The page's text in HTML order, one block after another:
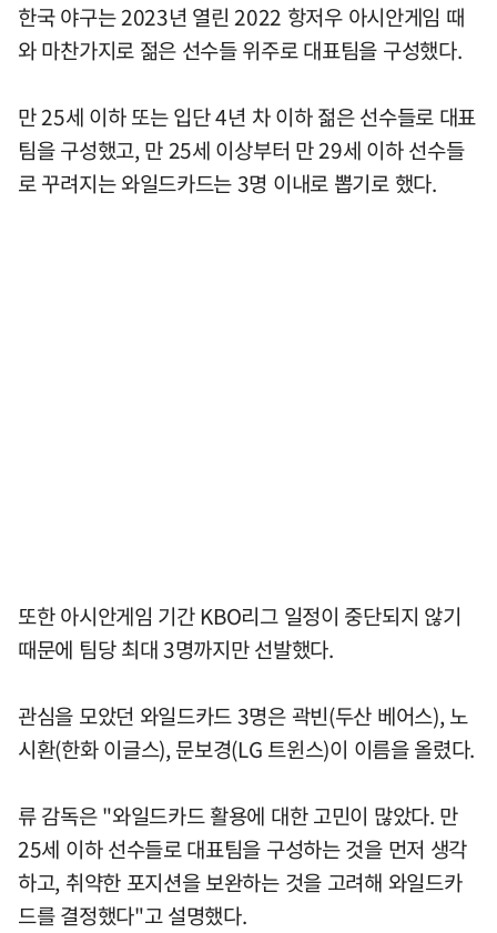
한국 야구는 2023년 열린 2022 항저우 아시안게임 때
와 마찬가지로 젊은 선수들 위주로 대표팀을 구성했다.
만 25세 이하 또는 입단 4년 차 이하 젊은 선수들로 대표
팀을 구성했고, 만 25세 이상부터 만 29세 이하 선수들
로 꾸려지는 와일드카드는 3명 이내로 뽑기로 했다.
또한 아시안게임 기간 KBO리그 일정이 중단되지 않기
때문에 팀당 최대 3명까지만 선발했다.
관심을 모았던 와일드카드 3명은 곽빈(두산 베어스), 노
시환(한화 이글스), 문보경(LG 트윈스)이 이름을 올렸다.
류 감독은 "와일드카드 활용에 대한 고민이 많았다. 만
25세 이하 선수들로 대표팀을 구성하는 것을 먼저 생각
하고, 취약한 포지션을 보완하는 것을 고려해 와일드카
드를 결정했다"고 설명했다.